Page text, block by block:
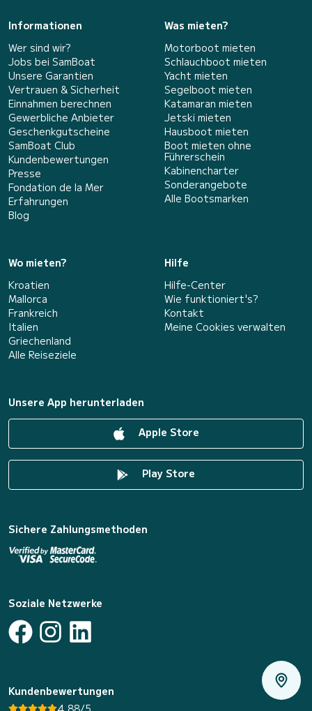
Informationen
Wer sind wir?
Jobs bei SamBoat
Unsere Garantien
Vertrauen & Sicherheit
Einnahmen berechnen
Gewerbliche Anbieter
Geschenkgutscheine
SamBoat Club
Kundenbewertungen
Presse
Fondation de la Mer
Erfahrungen
Blog
Was mieten?
Motorboot mieten
Schlauchboot mieten
Yacht mieten
Segelboot mieten
Katamaran mieten
Jetski mieten
Hausboot mieten
Boot mieten ohne
Führerschein
Kabinencharter
Sonderangebote
Alle Bootsmarken
Wo mieten?
Kroatien
Mallorca
Frankreich
Italien
Griechenland
Alle Reiseziele
Hilfe
Hilfe-Center
Wie funktioniert's?
Kontakt
Meine Cookies verwalten
Unsere App herunterladen
Apple Store
Play Store
Sichere Zahlungsmethoden
Soziale Netzwerke
Kundenbewertungen